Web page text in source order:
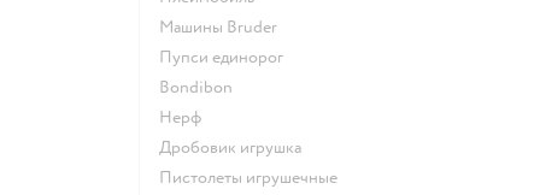
Машины Bruder
Пупси единорог
Bondibon
Нерф
Дробовик игрушка
Пистолеты игрушечные